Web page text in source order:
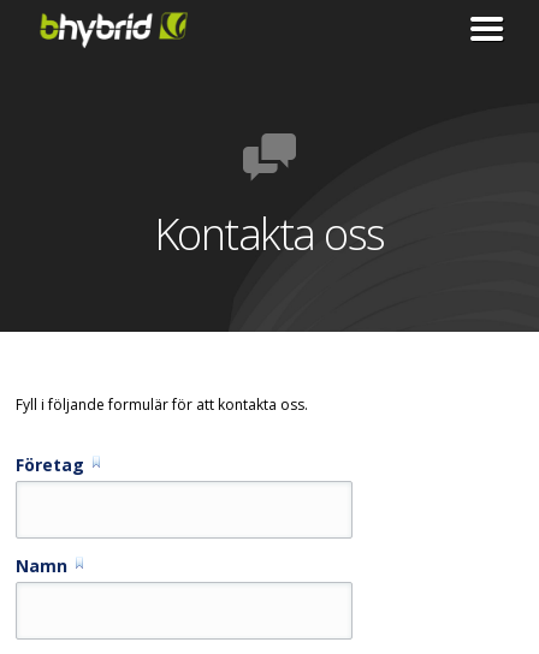
Kontakta oss
Fyll i följande formulär för att kontakta oss.
Företag
Namn